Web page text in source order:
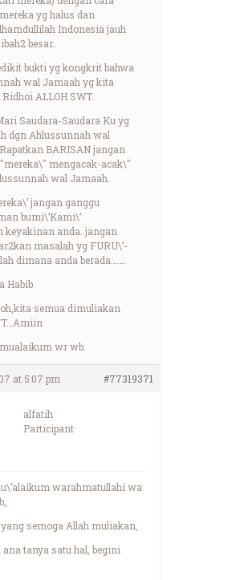
yg halus dan
Indonesia jauh
besar..
bukti yg kongkrit bahwa
wal Jamaah yg kita
ALLOH SWT.
Saudara-Saudara Ku yg
dgn Ahlussunnah wal
BARISAN jangan
mengacak-acak\"
wal Jamaah.
jangan ganggu
bumi\’Kami\’
keyakinan anda..jangan
masalah yg FURU\’-
dimana anda berada…….
Habib
semua dimuliakan
wr wb.
at 5:07 pm #77319371
alfatih
Participant
warahmatullahi wa
semoga Allah muliakan,
ana tanya satu hal, begini